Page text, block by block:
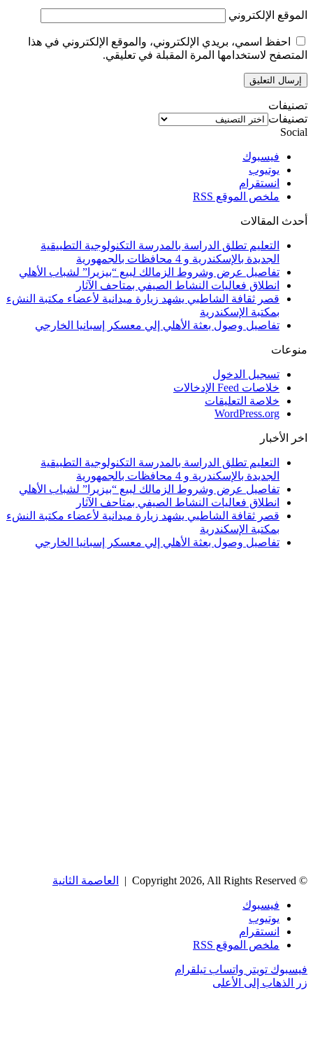
الموقع الإلكتروني
احفظ اسمي، بريدي الإلكتروني، والموقع الإلكتروني في هذا
المتصفح لاستخدامها المرة المقبلة في تعليقي.
تصنيفات
تصنيفات
Social
فيسبوك
يوتيوب
انستقرام
ملخص الموقع RSS
أحدث المقالات
التعليم تطلق الدراسة بالمدرسة التكنولوجية التطبيقية
الجديدة بالإسكندرية و 4 محافظات بالجمهورية
تفاصيل عرض وشروط الزمالك لبيع “بيزيرا” لشباب الأهلي
انطلاق فعاليات النشاط الصيفي بمتاحف الآثار
قصر ثقافة الشاطبي يشهد زيارة ميدانية لأعضاء مكتبة النشء
بمكتبة الإسكندرية
تفاصيل وصول بعثة الأهلي إلي معسكر إسبانيا الخارجي
منوعات
تسجيل الدخول
خلاصات Feed الإدخالات
خلاصة التعليقات
WordPress.org
اخر الأخبار
التعليم تطلق الدراسة بالمدرسة التكنولوجية التطبيقية
الجديدة بالإسكندرية و 4 محافظات بالجمهورية
تفاصيل عرض وشروط الزمالك لبيع “بيزيرا” لشباب الأهلي
انطلاق فعاليات النشاط الصيفي بمتاحف الآثار
قصر ثقافة الشاطبي يشهد زيارة ميدانية لأعضاء مكتبة النشء
بمكتبة الإسكندرية
تفاصيل وصول بعثة الأهلي إلي معسكر إسبانيا الخارجي
© Copyright 2026, All Rights Reserved | العاصمة الثانية
فيسبوك
يوتيوب
انستقرام
ملخص الموقع RSS
فيسبوك تويتر واتساب تيلقرام
زر الذهاب إلى الأعلى